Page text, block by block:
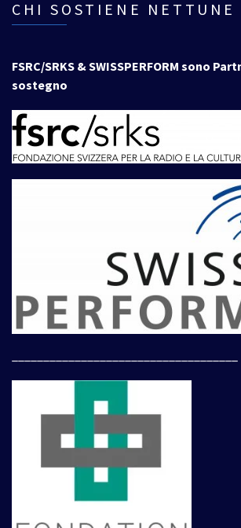
CHI SOSTIENE NETTUNE
FSRC/SRKS & SWISSPERFORM sono
sostegno